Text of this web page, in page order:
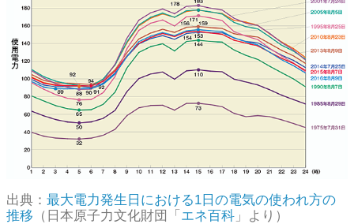
出典： 最大電力発生日における1日の電気の使われ方の
推移 （日本原子力文化財団「 エネ百科 」より）